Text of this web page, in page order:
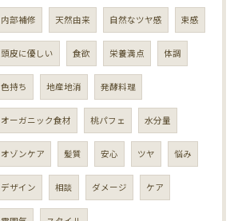
内部補修 天然由来 自然なツヤ感 束感
頭皮に優しい 食欲 栄養満点 体調
色持ち 地産地消 発酵料理
オーガニック食材 桃パフェ 水分量
オゾンケア 髪質 安心 ツヤ 悩み
デザイン 相談 ダメージ ケア